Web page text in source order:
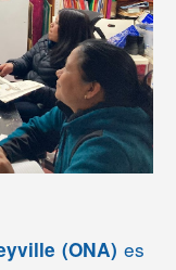
(ONA) es